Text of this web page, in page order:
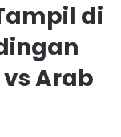
di
Arab